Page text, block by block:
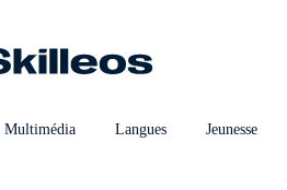
Multimédia Langues Jeunesse